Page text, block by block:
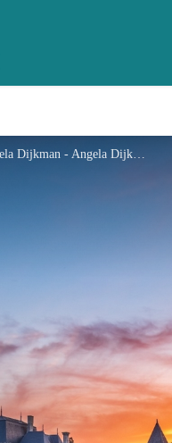
Angela Dijkman - Angela Dijkman